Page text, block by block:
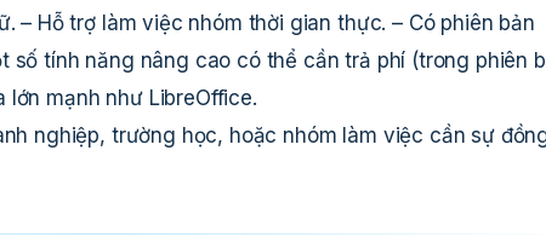
– Hỗ trợ làm việc nhóm thời gian thực. – Có phiên bản
số tính năng nâng cao có thể cần trả phí (trong phiên
lớn mạnh như LibreOffice.
nghiệp, trường học, hoặc nhóm làm việc cần sự